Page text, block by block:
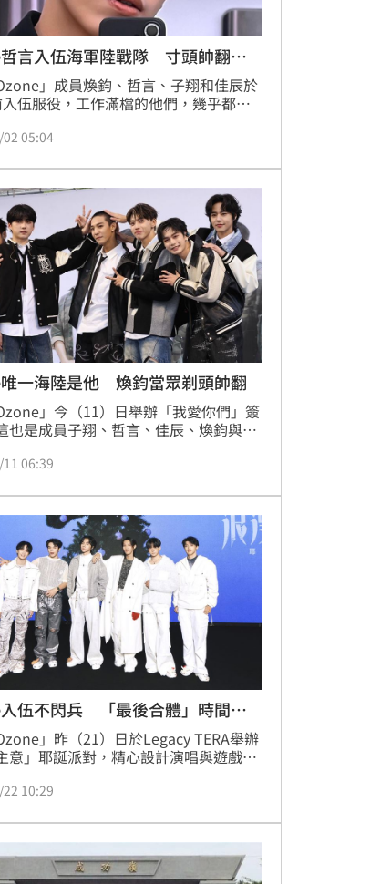
言入伍海軍陸戰隊 寸頭帥翻粉
」成員煥鈞、哲言、子翔和佳辰於
伍服役，工作滿檔的他們，幾乎都到
寸頭照讓粉絲為之瘋狂。其中煥鈞已在
前在軍中努力適應，也回報都很健康、
大家放心，會在這段期間休養生息、沉
，以更好的面貌回歸。
05:04
一海陸是他 煥鈞當眾剃頭帥翻
」今（11）日舉辦「我愛你們」簽
也是成員子翔、哲言、佳辰、煥鈞與祖
胸免役。除了哲言抽中海軍陸戰隊，其
加入團隊，如今再抽中海陸等同於「三
當期待從軍生活，相信退伍後體能或表
會有顯著進步。
06:39
伍不閃兵 「最後合體」時間點
」昨（21）日於Legacy TERA舉辦
意」耶誕派對，精心設計演唱與遊戲環
尾聲，Ozone無預警宣布除了免服兵役
當兵，並於明年1月11日舉辦「2026
愛你們 簽唱會」，好好與粉絲們道
10:29